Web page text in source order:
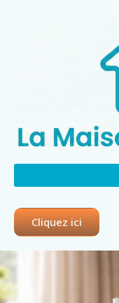
Cliquez ici